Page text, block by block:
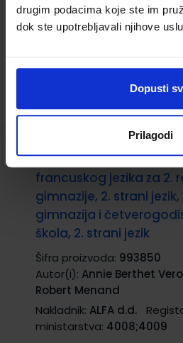
drugim podacima koje ste im
dok ste upotrebljavali njihove
Dopusti
Prilagodi
LE NOUVEAU TAXI! 2;
francuskog jezika za 2.
gimnazije, 2. strani jezik,
gimnazija i
škola, 2. strani jezik
Šifra proizvoda: 993850
Autor(i): Annie Berthet
Robert Menand
Nakladnik: ALFA d.d.
ministarstva: 4008;4009